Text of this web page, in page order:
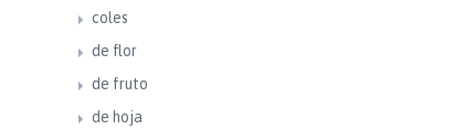
coles
de flor
de fruto
de hoja